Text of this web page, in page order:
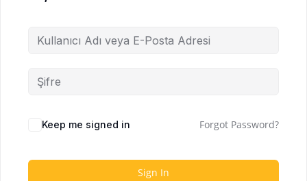
Keep me signed in Forgot Password?
Sign In